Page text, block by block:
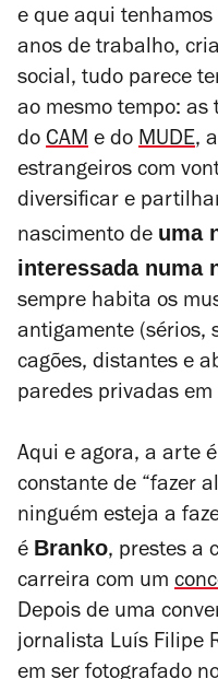
e que aqui
anos de trabalho,
social, tudo parece
ao mesmo tempo:
do CAM e do MUDE,
estrangeiros com
diversificar e
nascimento de uma
interessada numa
sempre habita os
antigamente (sérios,
cagões, distantes e
paredes privadas
Aqui e agora, a arte
constante de “fazer
ninguém esteja a
é Branko, prestes a
carreira com um
Depois de uma
jornalista Luís Filipe
em ser fotografado